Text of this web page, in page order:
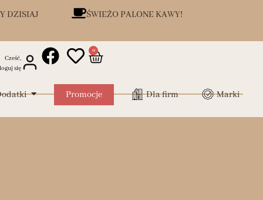
DZISIAJ ŚWIEŻO PALONE KAWY!
Cześć,
się
0
Promocje Dla firm Marki